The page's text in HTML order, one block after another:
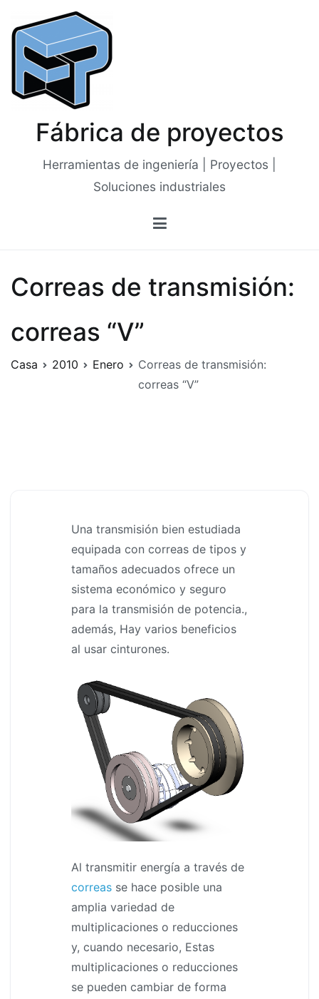
contenido
Fábrica de proyectos
Herramientas de ingeniería | Proyectos |
Soluciones industriales
Correas de transmisión:
correas “V”
Casa 2010 Enero
Correas de transmisión:
correas “V”
Una transmisión bien estudiada
equipada con correas de tipos y
tamaños adecuados ofrece un
sistema económico y seguro
para la transmisión de potencia.,
además, Hay varios beneficios
al usar cinturones.
Al transmitir energía a través de
correas se hace posible una
amplia variedad de
multiplicaciones o reducciones
y, cuando necesario, Estas
multiplicaciones o reducciones
se pueden cambiar de forma